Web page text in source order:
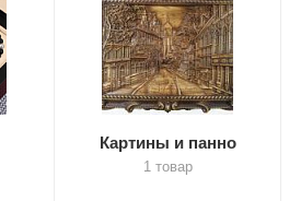
Картины и панно
1 товар